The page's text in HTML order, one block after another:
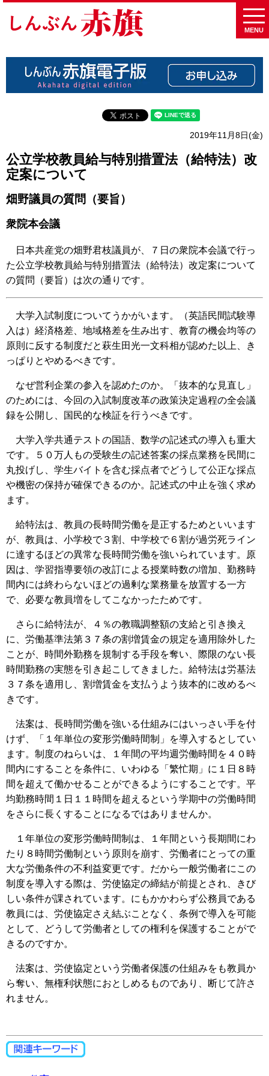
MENU
2019年11月8日(金)
公立学校教員給与特別措置法（給特法）改
定案について
畑野議員の質問（要旨）
衆院本会議
日本共産党の畑野君枝議員が、７日の衆院本会議で行っ
た公立学校教員給与特別措置法（給特法）改定案について
の質問（要旨）は次の通りです。
大学入試制度についてうかがいます。（英語民間試験導
入は）経済格差、地域格差を生み出す、教育の機会均等の
原則に反する制度だと萩生田光一文科相が認めた以上、き
っぱりとやめるべきです。
なぜ営利企業の参入を認めたのか。「抜本的な見直し」
のためには、今回の入試制度改革の政策決定過程の全会議
録を公開し、国民的な検証を行うべきです。
大学入学共通テストの国語、数学の記述式の導入も重大
です。５０万人もの受験生の記述答案の採点業務を民間に
丸投げし、学生バイトを含む採点者でどうして公正な採点
や機密の保持が確保できるのか。記述式の中止を強く求め
ます。
給特法は、教員の長時間労働を是正するためといいます
が、教員は、小学校で３割、中学校で６割が過労死ライン
に達するほどの異常な長時間労働を強いられています。原
因は、学習指導要領の改訂による授業時数の増加、勤務時
間内には終わらないほどの過剰な業務量を放置する一方
で、必要な教員増をしてこなかったためです。
さらに給特法が、４％の教職調整額の支給と引き換え
に、労働基準法第３７条の割増賃金の規定を適用除外した
ことが、時間外勤務を規制する手段を奪い、際限のない長
時間勤務の実態を引き起こしてきました。給特法は労基法
３７条を適用し、割増賃金を支払うよう抜本的に改めるべ
きです。
法案は、長時間労働を強いる仕組みにはいっさい手を付
けず、「１年単位の変形労働時間制」を導入するとしてい
ます。制度のねらいは、１年間の平均週労働時間を４０時
間内にすることを条件に、いわゆる「繁忙期」に１日８時
間を超えて働かせることができるようにすることです。平
均勤務時間１日１１時間を超えるという学期中の労働時間
をさらに長くすることになるではありませんか。
１年単位の変形労働時間制は、１年間という長期間にわ
たり８時間労働制という原則を崩す、労働者にとっての重
大な労働条件の不利益変更です。だから一般労働者にこの
制度を導入する際は、労使協定の締結が前提とされ、きび
しい条件が課されています。にもかかわらず公務員である
教員には、労使協定さえ結ぶことなく、条例で導入を可能
として、どうして労働者としての権利を保護することがで
きるのですか。
法案は、労使協定という労働者保護の仕組みをも教員か
ら奪い、無権利状態におとしめるものであり、断じて許さ
れません。